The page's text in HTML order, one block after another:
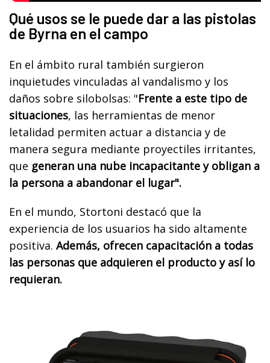
Qué usos se le puede dar a las pistolas
de Byrna en el campo
En el ámbito rural también surgieron
inquietudes vinculadas al vandalismo y los
daños sobre silobolsas: "Frente a este tipo de
situaciones, las herramientas de menor
letalidad permiten actuar a distancia y de
manera segura mediante proyectiles irritantes,
que generan una nube incapacitante y obligan a
la persona a abandonar el lugar".
En el mundo, Stortoni destacó que la
experiencia de los usuarios ha sido altamente
positiva. Además, ofrecen capacitación a todas
las personas que adquieren el producto y así lo
requieran.